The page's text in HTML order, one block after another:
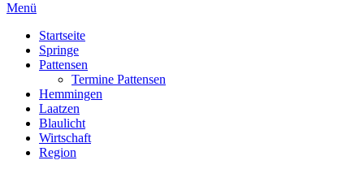
Menü
Startseite
Springe
Pattensen
Termine Pattensen
Hemmingen
Laatzen
Blaulicht
Wirtschaft
Region